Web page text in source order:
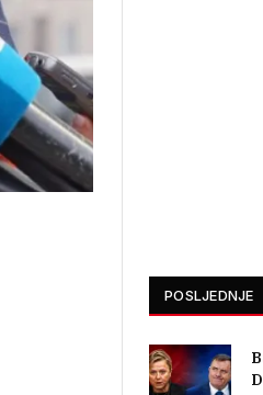
POSLJEDNJE